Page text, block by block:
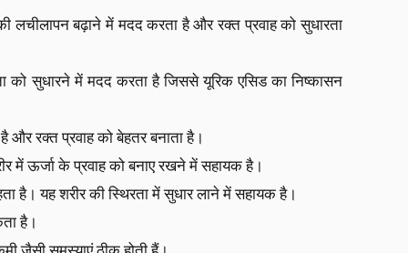
बढ़ाने में मदद करता है और रक्त प्रवाह को सुधारता
को सुधारने में मदद करता है जिससे यूरिक एसिड का निष्कासन
रक्त प्रवाह को बेहतर बनाता है।
में ऊर्जा के प्रवाह को बनाए रखने में सहायक है।
यह शरीर की स्थिरता में सुधार लाने में सहायक है।
है।